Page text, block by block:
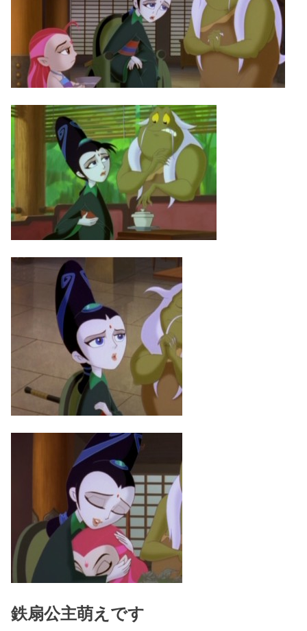
鉄扇公主萌えです